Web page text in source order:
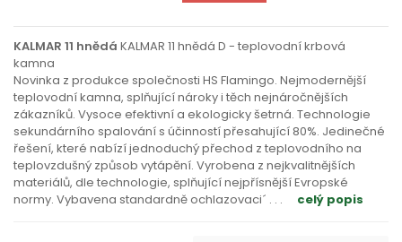
KALMAR 11 hnědá KALMAR 11 hnědá D - teplovodní krbová
kamna
Novinka z produkce společnosti HS Flamingo. Nejmodernější
teplovodní kamna, splňující nároky i těch nejnáročnějších
zákazníků. Vysoce efektivní a ekologicky šetrná. Technologie
sekundárního spalování s účinností přesahující 80%. Jedinečné
řešení, které nabízí jednoduchý přechod z teplovodního na
teplovzdušný způsob vytápění. Vyrobena z nejkvalitnějších
materiálů, dle technologie, splňující nejpřísnější Evropské
normy. Vybavena standardně ochlazovaci´ . . . celý popis